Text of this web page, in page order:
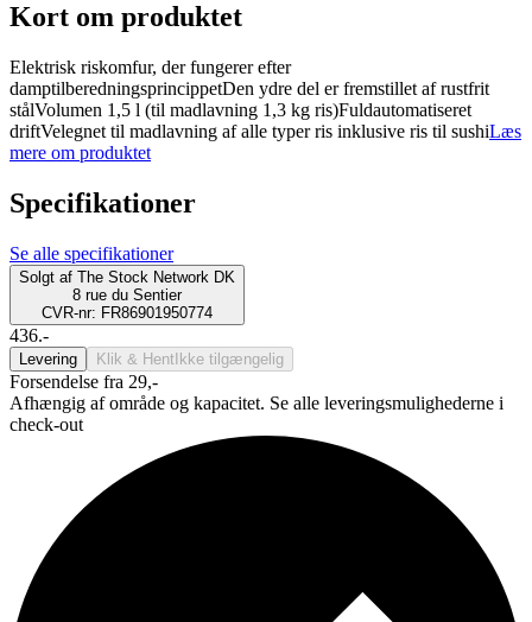
Kort om produktet
Elektrisk riskomfur, der fungerer efter
damptilberedningsprincippetDen ydre del er fremstillet af rustfrit
stålVolumen 1,5 l (til madlavning 1,3 kg ris)Fuldautomatiseret
driftVelegnet til madlavning af alle typer ris inklusive ris til sushiLæs
mere om produktet
Specifikationer
Se alle specifikationer
Solgt af The Stock Network DK
8 rue du Sentier
CVR-nr: FR86901950774
436.-
Levering Klik & Hent Ikke tilgængelig
Forsendelse fra 29,-
Afhængig af område og kapacitet. Se alle leveringsmulighederne i
check-out